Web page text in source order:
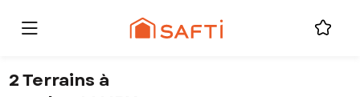
2 Terrains à